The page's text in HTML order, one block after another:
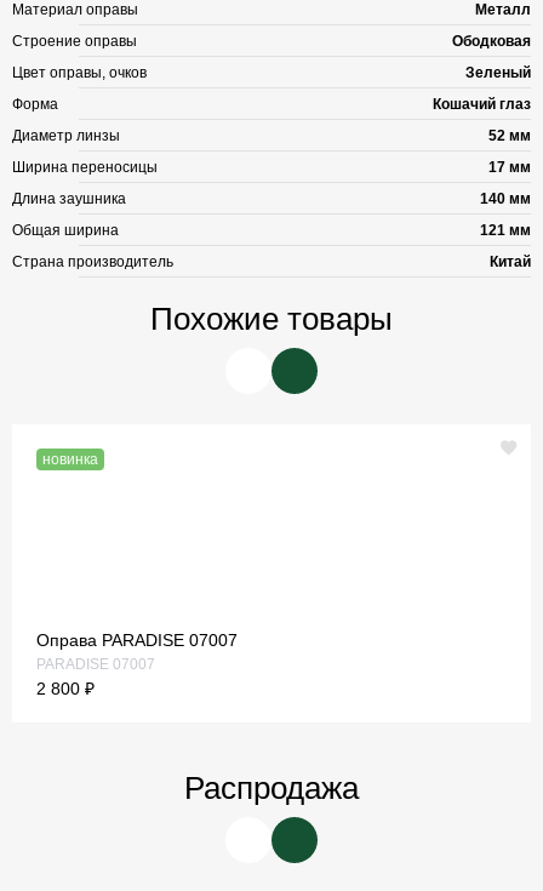
Похожие товары
новинка
Оправа PARADISE 07007
PARADISE 07007
2 800 ₽
Материал оправы
Металл
Строение оправы
Ободковая
Цвет оправы, очков
Зеленый
Форма
Кошачий глаз
Диаметр линзы
52 мм
Ширина переносицы
17 мм
Длина заушника
140 мм
Общая ширина
121 мм
Страна производитель
Китай
Распродажа